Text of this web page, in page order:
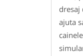
dresaj
ajuta